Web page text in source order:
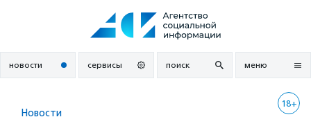
новости сервисы поиск меню
18+
Новости